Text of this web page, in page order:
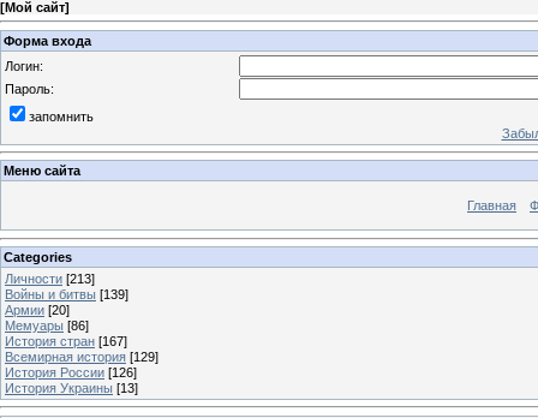
[Мой сайт]
Форма входа
Логин:
Пароль:
запомнить
Меню сайта
Главная
Categories
Личности [213]
Войны и битвы [139]
Армии [20]
Мемуары [86]
История стран [167]
Всемирная история [129]
История России [126]
История Украины [13]